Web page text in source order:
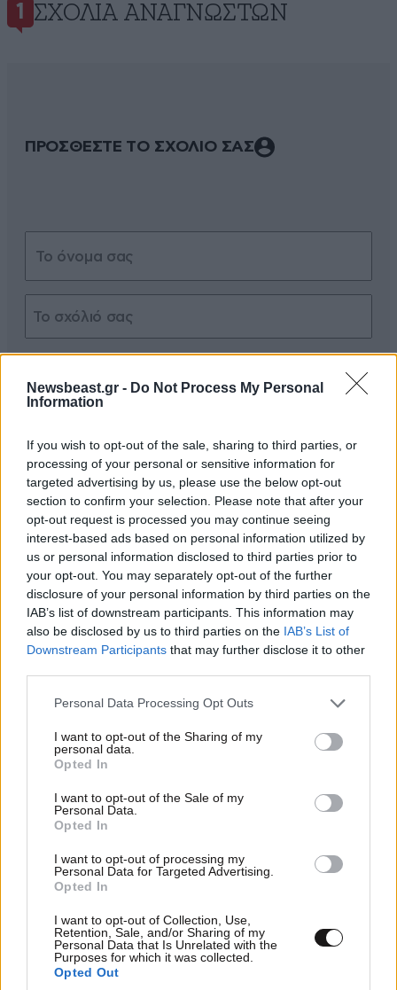
Newsbeast.gr - Do Not Process My Personal
Information
If you wish to opt-out of the sale, sharing to third parties, or
processing of your personal or sensitive information for
targeted advertising by us, please use the below opt-out
section to confirm your selection. Please note that after your
opt-out request is processed you may continue seeing
interest-based ads based on personal information utilized by
us or personal information disclosed to third parties prior to
your opt-out. You may separately opt-out of the further
disclosure of your personal information by third parties on the
IAB’s list of downstream participants. This information may
also be disclosed by us to third parties on the IAB’s List of
Downstream Participants that may further disclose it to other
Please note that this website/app uses one or more Google
not limited to your visit or usage behaviour. You may click to
grant or deny consent to Google and its third-party tags to
use your data for below specified purposes in below Google
consent section.
Personal Data Processing Opt Outs
I want to opt-out of the Sharing of my
personal data.
Opted In
I want to opt-out of the Sale of my
Personal Data.
Opted In
I want to opt-out of processing my
Personal Data for Targeted Advertising.
Opted In
I want to opt-out of Collection, Use,
Retention, Sale, and/or Sharing of my
Personal Data that Is Unrelated with the
Purposes for which it was collected.
Opted Out
1 ΣΧΌΛΙΑ ΑΝΑΓΝΩΣΤΏΝ
ΠΡΟΣΘΕΣΤΕ ΤΟ ΣΧΟΛΙΟ ΣΑΣ
Διαβάστε και ακολουθήστε τους κανόνες σχολιασμού
mortakos 06·10·2022 12:07
OTAN EISAI KATHISTERIMENOS PERNAS KALITERA,
PARA NA AKOUS MPOURDES
Απαντήστε